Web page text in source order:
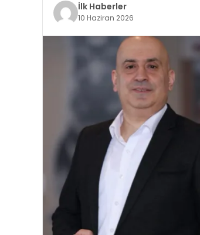
İlk Haberler
10 Haziran 2026